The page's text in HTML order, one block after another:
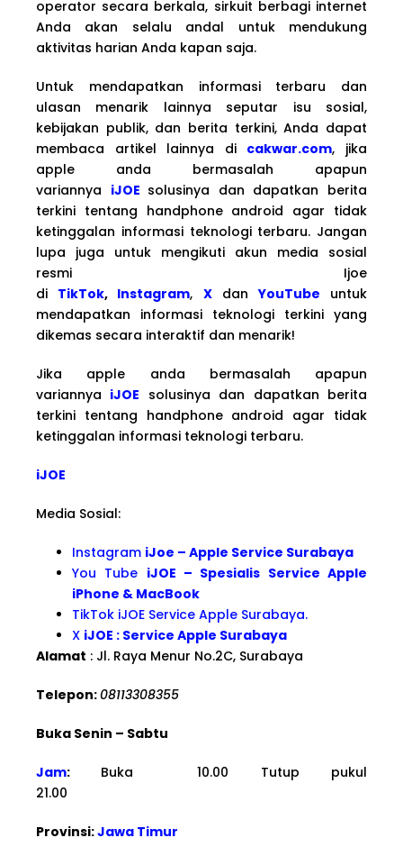
operator secara berkala, sirkuit berbagi internet
Anda akan selalu andal untuk mendukung
aktivitas harian Anda kapan saja.
Untuk mendapatkan informasi terbaru dan
ulasan menarik lainnya seputar isu sosial,
kebijakan publik, dan berita terkini, Anda dapat
membaca artikel lainnya di cakwar.com, jika
apple anda bermasalah apapun
variannya iJOE solusinya dan dapatkan berita
terkini tentang handphone android agar tidak
ketinggalan informasi teknologi terbaru. Jangan
lupa juga untuk mengikuti akun media sosial
resmi Ijoe
di TikTok, Instagram, XdanYouTube untuk
mendapatkan informasi teknologi terkini yang
dikemas secara interaktif dan menarik!
Jika apple anda bermasalah apapun
variannya iJOE solusinya dan dapatkan berita
terkini tentang handphone android agar tidak
ketinggalan informasi teknologi terbaru.
iJOE
Media Sosial:
Instagram iJoe – Apple Service Surabaya
You Tube iJOE – Spesialis Service Apple
iPhone & MacBook
TikTok iJOE Service Apple Surabaya.
X iJOE : Service Apple Surabaya
Alamat : Jl. Raya Menur No.2C, Surabaya
Telepon:08113308355
Buka Senin – Sabtu
Jam: Buka 10.00 Tutup pukul
21.00
Provinsi:Jawa Timur